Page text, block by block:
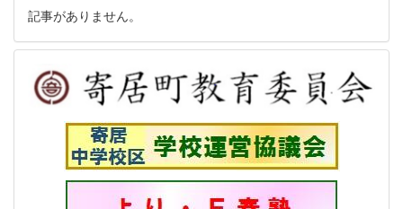
記事がありません。